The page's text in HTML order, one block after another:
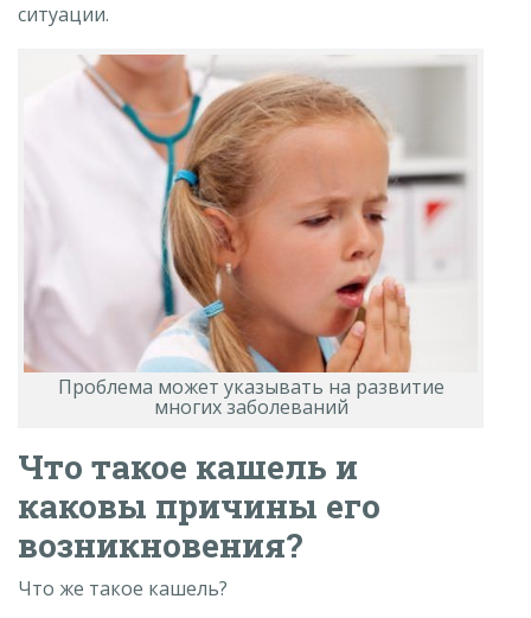
ситуации.
Проблема может указывать на развитие
многих заболеваний
Что такое кашель и
каковы причины его
возникновения?
Что же такое кашель?